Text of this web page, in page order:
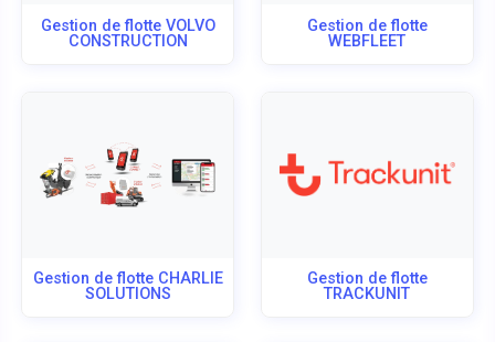
Gestion de flotte VOLVO
CONSTRUCTION
Gestion de flotte
WEBFLEET
Gestion de flotte CHARLIE
SOLUTIONS
Gestion de flotte
TRACKUNIT